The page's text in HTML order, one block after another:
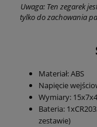
Uwaga: Ten zegarek
tylko do zachowania
Materiał: ABS
Napięcie
Wymiary:
Bateria:
zestawie)